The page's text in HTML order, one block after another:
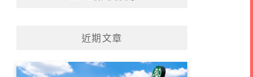
近期文章